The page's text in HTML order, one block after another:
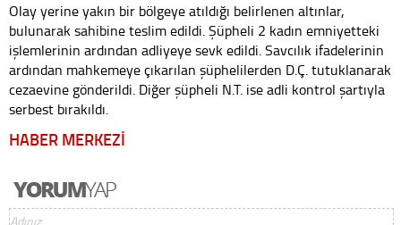
Olay yerine yakın bir bölgeye atıldığı belirlenen altınlar,
bulunarak sahibine teslim edildi. Şüpheli 2 kadın emniyetteki
işlemlerinin ardından adliyeye sevk edildi. Savcılık ifadelerinin
ardından mahkemeye çıkarılan şüphelilerden D.Ç. tutuklanarak
cezaevine gönderildi. Diğer şüpheli N.T. ise adli kontrol şartıyla
serbest bırakıldı.
HABER MERKEZİ